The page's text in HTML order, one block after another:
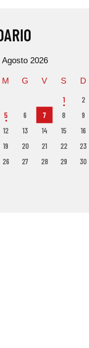
Agosto 2026
M G V S D
1
2
5 6 7 8
9
12 13 14 15
16
19 20 21 22
23
26 27 28 29
30